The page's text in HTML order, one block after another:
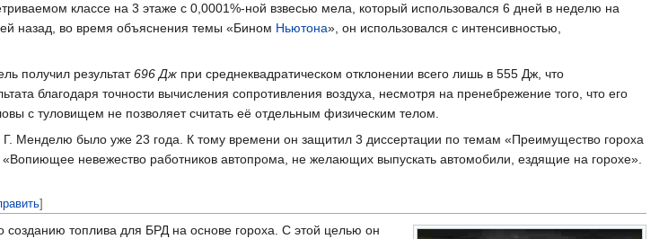
классе на 3 этаже с 0,0001%-ной взвесью мела, который использовался 6 дней в неделю на
назад, во время объяснения темы «Бином Ньютона», он использовался с интенсивностью,
получил результат696 Дж при среднеквадратическом отклонении всего лишь в 555 Дж, что
благодаря точности вычисления сопротивления воздуха, несмотря на пренебрежение того, что его
с туловищем не позволяет считать её отдельным физическим телом.
Менделю было уже 23 года. К тому времени он защитил 3 диссертации по темам «Преимущество гороха
невежество работников автопрома, не желающих выпускать автомобили, ездящие на горохе».
]
созданию топлива для БРД на основе гороха. С этой целью он